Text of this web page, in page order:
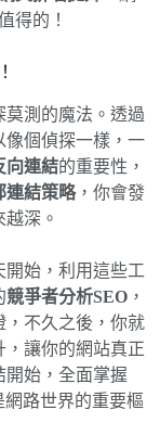
得的！
莫測的魔法。透過
像個偵探一樣，一
向連結的重要性，
連結策略，你會發
深。
開始，利用這些工
競爭者分析SEO ，
，不久之後，你就
，讓你的網站真正
開始，全面掌握
網路世界的重要樞